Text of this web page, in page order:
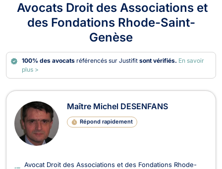
Avocats Droit des Associations et
des Fondations Rhode-Saint-
Genèse
100% des avocats référencés sur Justifitsont vérifiés. En savoir
plus >
Avocats en Droit des Associations
Maître Michel DESENFANS
Répond rapidement
Avocat Droit des Associations et des Fondations Rhode-